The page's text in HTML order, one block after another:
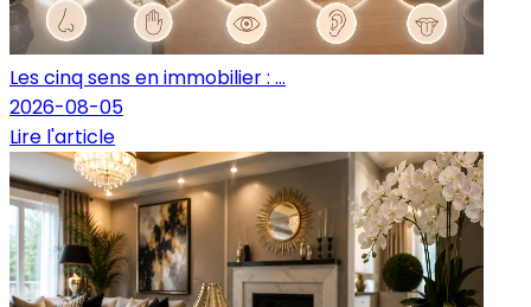
Les cinq sens en immobilier : ...
2026-08-05
Lire l'article